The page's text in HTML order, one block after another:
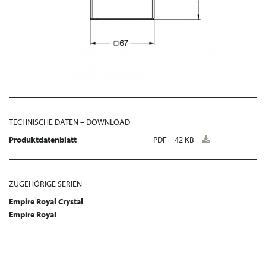
TECHNISCHE DATEN – DOWNLOAD
Produktdatenblatt
PDF 42 KB
ZUGEHÖRIGE SERIEN
Empire Royal Crystal
Empire Royal